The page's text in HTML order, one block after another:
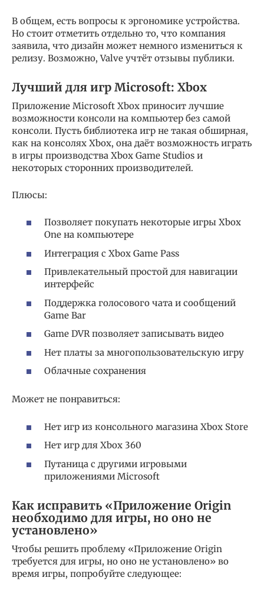
В общем, есть вопросы к эргономике устройства.
Но стоит отметить отдельно то, что компания
заявила, что дизайн может немного измениться к
релизу. Возможно, Valve учтёт отзывы публики.
Лучший для игр Microsoft: Xbox
Приложение Microsoft Xbox приносит лучшие
возможности консоли на компьютер без самой
консоли. Пусть библиотека игр не такая обширная,
как на консолях Xbox, она даёт возможность играть
в игры производства Xbox Game Studios и
некоторых сторонних производителей.
Плюсы:
Позволяет покупать некоторые игры Xbox
One на компьютере
Интеграция с Xbox Game Pass
Привлекательный простой для навигации
интерфейс
Поддержка голосового чата и сообщений
Game Bar
Game DVR позволяет записывать видео
Нет платы за многопользовательскую игру
Облачные сохранения
Может не понравиться:
Нет игр из консольного магазина Xbox Store
Нет игр для Xbox 360
Путаница с другими игровыми
приложениями Microsoft
Как исправить «Приложение Origin
необходимо для игры, но оно не
установлено»
Чтобы решить проблему «Приложение Origin
требуется для игры, но оно не установлено» во
время игры, попробуйте следующее: